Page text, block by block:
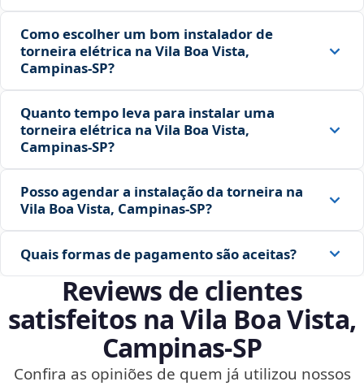
Como escolher um bom instalador de
torneira elétrica na Vila Boa Vista,
Campinas‑SP?
Quanto tempo leva para instalar uma
torneira elétrica na Vila Boa Vista,
Campinas‑SP?
Posso agendar a instalação da torneira na
Vila Boa Vista, Campinas‑SP?
Quais formas de pagamento são aceitas?
Reviews de clientes
satisfeitos na Vila Boa Vista,
Campinas‑SP
Confira as opiniões de quem já utilizou nossos